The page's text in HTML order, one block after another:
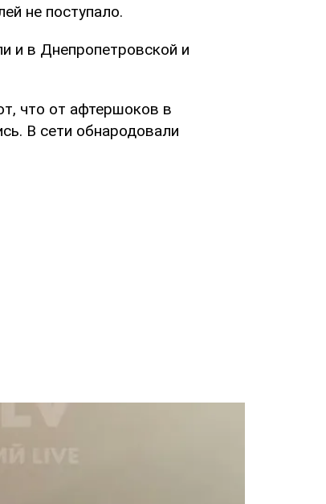
не поступало.
и в Днепропетровской и
что от афтершоков в
В сети обнародовали